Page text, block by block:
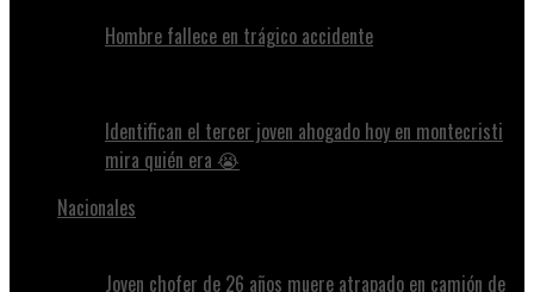
Hombre fallece en trágico accidente
Identifican el tercer joven ahogado hoy en montecristi
mira quién era 😭
Nacionales
Joven chofer de 26 años muere atrapado en camión de